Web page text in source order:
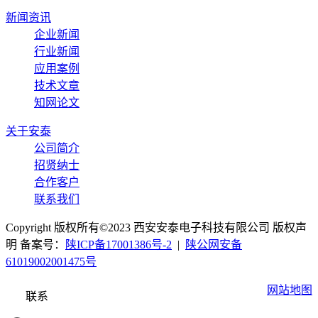
新闻资讯
企业新闻
行业新闻
应用案例
技术文章
知网论文
关于安泰
公司简介
招贤纳士
合作客户
联系我们
Copyright 版权所有©2023 西安安泰电子科技有限公司 版权声
明 备案号：
陕ICP备17001386号-2 |
陕公网安备
61019002001475号
网站地图
联系